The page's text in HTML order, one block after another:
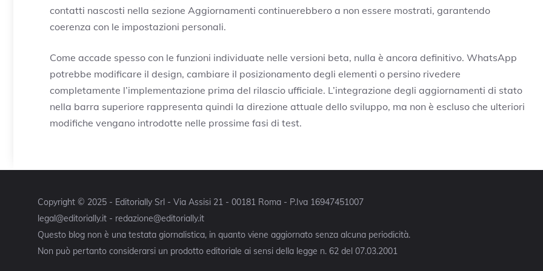
contatti nascosti nella sezione Aggiornamenti continuerebbero a non essere mostrati, garantendo
coerenza con le impostazioni personali.
Come accade spesso con le funzioni individuate nelle versioni beta, nulla è ancora definitivo. WhatsApp
potrebbe modificare il design, cambiare il posizionamento degli elementi o persino rivedere
completamente l’implementazione prima del rilascio ufficiale. L’integrazione degli aggiornamenti di stato
nella barra superiore rappresenta quindi la direzione attuale dello sviluppo, ma non è escluso che ulteriori
modifiche vengano introdotte nelle prossime fasi di test.
Copyright © 2025 - Editorially Srl - Via Assisi 21 - 00181 Roma - P.Iva 16947451007
legal@editorially.it - redazione@editorially.it
Questo blog non è una testata giornalistica, in quanto viene aggiornato senza alcuna periodicità.
Non può pertanto considerarsi un prodotto editoriale ai sensi della legge n. 62 del 07.03.2001